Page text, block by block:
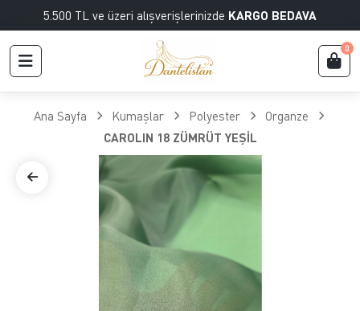
5.500 TL ve üzeri alışverişlerinizde KARGO BEDAVA
0
Ana Sayfa Kumaşlar Polyester
Organze
CAROLIN 18 ZÜMRÜT YEŞİL